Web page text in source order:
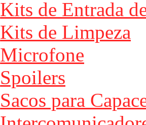
Kits de Entrada
Kits de Limpeza
Microfone
Spoilers
Sacos para